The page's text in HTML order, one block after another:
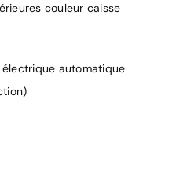
lombaire
Comfort
rangement fermé
libres Proximity
couleur caisse
automatique